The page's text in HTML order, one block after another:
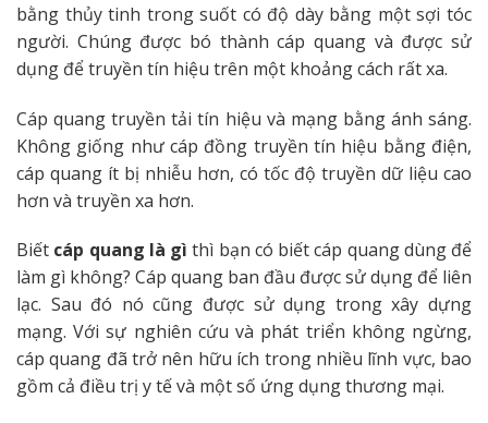
bằng thủy tinh trong suốt có độ dày bằng một sợi tóc
người. Chúng được bó thành cáp quang và được sử
dụng để truyền tín hiệu trên một khoảng cách rất xa.
Cáp quang truyền tải tín hiệu và mạng bằng ánh sáng.
Không giống như cáp đồng truyền tín hiệu bằng điện,
cáp quang ít bị nhiễu hơn, có tốc độ truyền dữ liệu cao
hơn và truyền xa hơn.
Biết cáp quang là gìthì bạn có biếtcáp quang dùng để
làm gì không? Cáp quang ban đầu được sử dụng để liên
lạc. Sau đó nó cũng được sử dụng trong xây dựng
mạng. Với sự nghiên cứu và phát triển không ngừng,
cáp quang đã trở nên hữu ích trong nhiều lĩnh vực, bao
gồm cả điều trị y tế và một số ứng dụng thương mại.